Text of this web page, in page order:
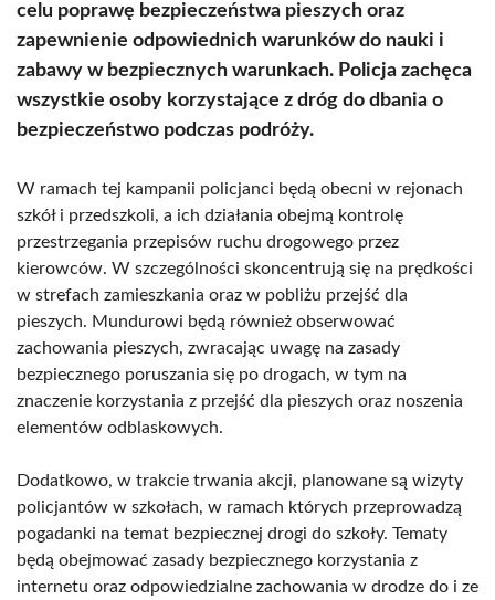
celu poprawę bezpieczeństwa pieszych oraz
zapewnienie odpowiednich warunków do nauki i
zabawy w bezpiecznych warunkach. Policja zachęca
wszystkie osoby korzystające z dróg do dbania o
bezpieczeństwo podczas podróży.
W ramach tej kampanii policjanci będą obecni w rejonach
szkół i przedszkoli, a ich działania obejmą kontrolę
przestrzegania przepisów ruchu drogowego przez
kierowców. W szczególności skoncentrują się na prędkości
w strefach zamieszkania oraz w pobliżu przejść dla
pieszych. Mundurowi będą również obserwować
zachowania pieszych, zwracając uwagę na zasady
bezpiecznego poruszania się po drogach, w tym na
znaczenie korzystania z przejść dla pieszych oraz noszenia
elementów odblaskowych.
Dodatkowo, w trakcie trwania akcji, planowane są wizyty
policjantów w szkołach, w ramach których przeprowadzą
pogadanki na temat bezpiecznej drogi do szkoły. Tematy
będą obejmować zasady bezpiecznego korzystania z
internetu oraz odpowiedzialne zachowania w drodze do i ze